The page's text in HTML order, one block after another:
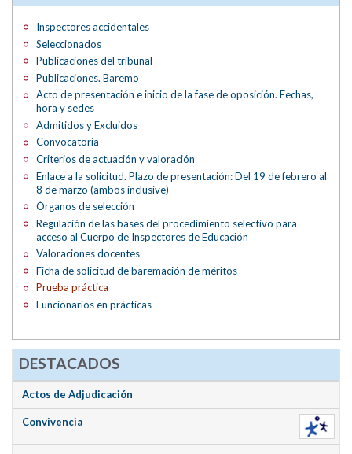
Inspectores accidentales
Seleccionados
Publicaciones del tribunal
Publicaciones. Baremo
Acto de presentación e inicio de la fase de oposición. Fechas,
hora y sedes
Admitidos y Excluidos
Convocatoria
Criterios de actuación y valoración
Enlace a la solicitud. Plazo de presentación: Del 19 de febrero al
8 de marzo (ambos inclusive)
Órganos de selección
Regulación de las bases del procedimiento selectivo para
acceso al Cuerpo de Inspectores de Educación
Valoraciones docentes
Ficha de solicitud de baremación de méritos
Prueba práctica
Funcionarios en prácticas
DESTACADOS
Actos de Adjudicación
Convivencia